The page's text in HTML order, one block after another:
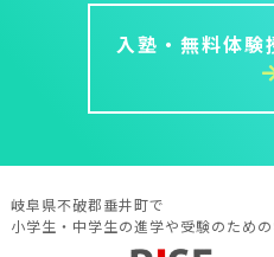
入塾・無料体験
岐阜県不破郡垂井町で
小学生・中学生の進学や受験のため